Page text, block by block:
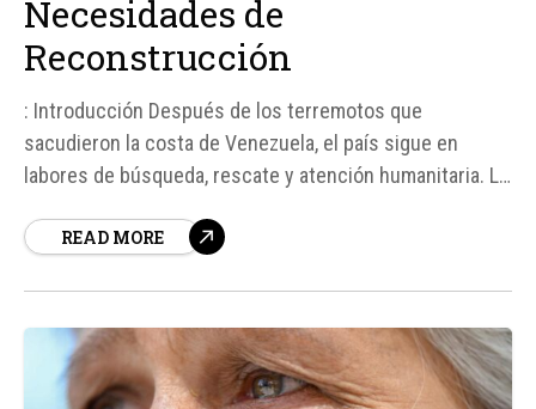
Necesidades de
Reconstrucción
: Introducción Después de los terremotos que
sacudieron la costa de Venezuela, el país sigue en
labores de búsqueda, rescate y atención humanitaria. La
más de 11. 000 heridos y miles de desaparecidos. El
READ MORE